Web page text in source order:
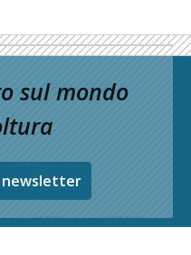
sul mondo
newsletter